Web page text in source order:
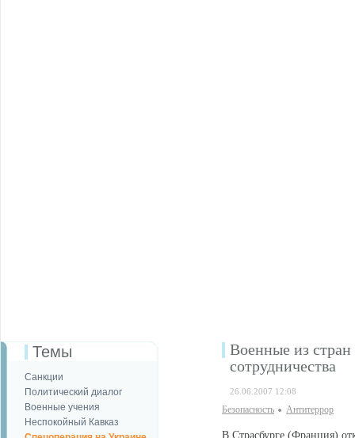
Темы
Санкции
Политический диалог
Военные учения
Неспокойный Кавказ
Военные из
сотрудничества
26.06.2007 12:08
Безопаcность Антитеррор
В Страсбурге (Франция)